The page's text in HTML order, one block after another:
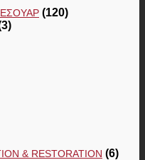
(120)
& RESTORATION (6)